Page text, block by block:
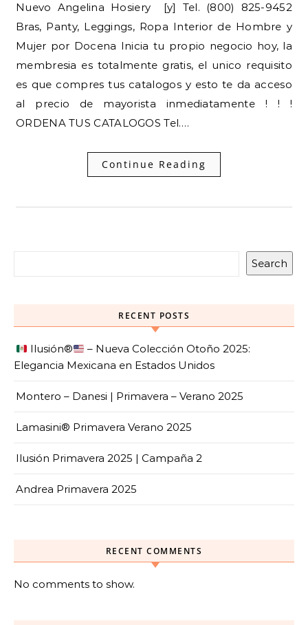
Nuevo Angelina Hosiery [y] Tel. (800) 825-9452
Bras, Panty, Leggings, Ropa Interior de Hombre y
Mujer por Docena Inicia tu propio negocio hoy, la
membresia es totalmente gratis, el unico requisito
es que compres tus catalogos y esto te da acceso
al precio de mayorista inmediatamente ! ! !
ORDENA TUS CATALOGOS Tel.…
Continue Reading
Search
RECENT POSTS
Ilusión®️
– Nueva Colección Otoño 2025:
Elegancia Mexicana en Estados Unidos
Montero – Danesi | Primavera – Verano 2025
Lamasini® Primavera Verano 2025
Ilusión Primavera 2025 | Campaña 2
Andrea Primavera 2025
RECENT COMMENTS
No comments to show.